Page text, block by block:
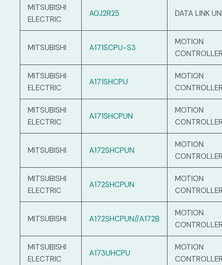
MITSUBISHI
ELECTRIC
A0J2R25 DATA LINK
MITSUBISHI A171SCPU-S3
MOTION
MITSUBISHI
ELECTRIC
A171SHCPU
MOTION
MITSUBISHI
ELECTRIC
A171SHCPUN
MOTION
MITSUBISHI A172SHCPUN
MOTION
MITSUBISHI
ELECTRIC
A172SHCPUN
MOTION
MITSUBISHI A172SHCPUN//A172B
MOTION
MITSUBISHI
ELECTRIC
A173UHCPU
MOTION